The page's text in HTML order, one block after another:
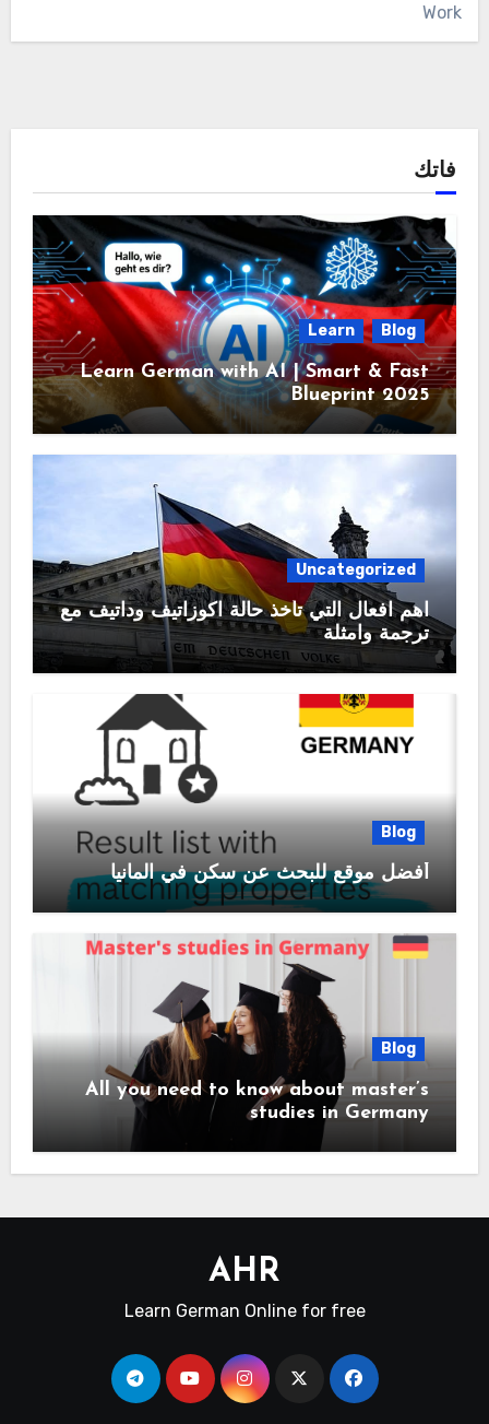
Work
فاتك
Blog
Learn
Learn German with AI | Smart & Fast
Blueprint 2025
Uncategorized
اهم افعال التي تأخذ حالة اكوزاتيف وداتيف مع
ترجمة وامثلة
Blog
أفضل موقع للبحث عن سكن في المانيا
Blog
All you need to know about master’s
studies in Germany
AHR
Learn German Online for free